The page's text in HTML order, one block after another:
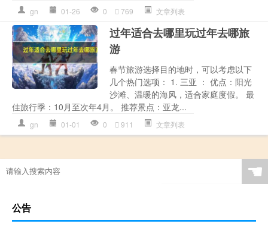
gn 01-26 0 769 文章列表
过年适合去哪里玩过年去哪旅
游
春节旅游选择目的地时，可以考虑以下
几个热门选项： 1. 三亚 ： 优点：阳光
沙滩、温暖的海风，适合家庭度假。 最
佳旅行季：10月至次年4月。 推荐景点：亚龙...
gn 01-01 0 911 文章列表
☚
公告